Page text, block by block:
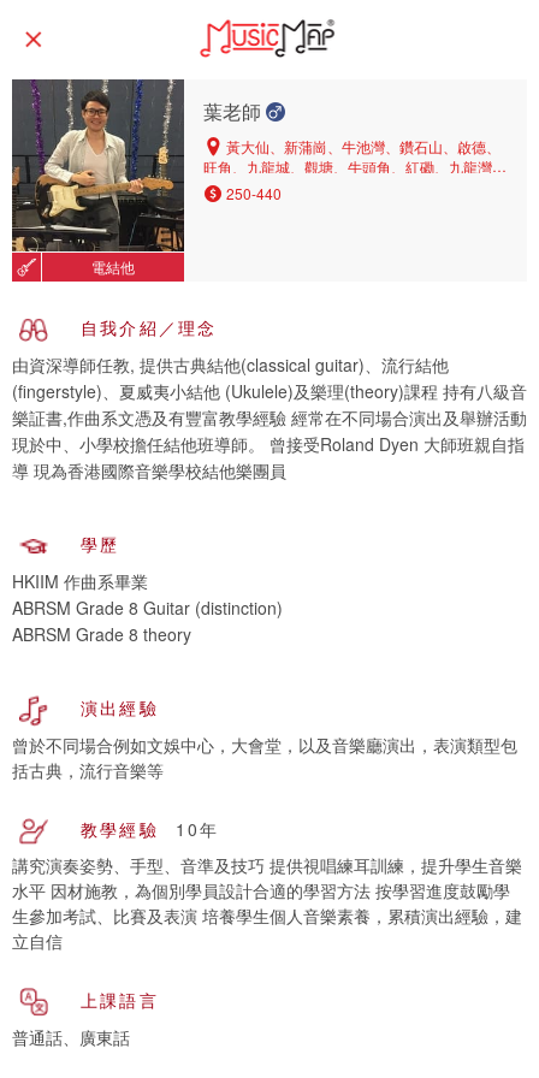
電結他
葉老師
黃大仙、新蒲崗、牛池灣、鑽石山、啟德、
旺角、九龍城、觀塘、牛頭角、紅磡、九龍灣、
油塘、慈雲山、太子、何文田、九龍塘、土瓜
灣、彩虹
250-440
自我介紹／理念
由資深導師任教, 提供古典結他(classical guitar)、流行結他
(fingerstyle)、夏威夷小結他 (Ukulele)及樂理(theory)課程 持有八級音
樂証書,作曲系文憑及有豐富教學經驗 經常在不同場合演出及舉辦活動
現於中、小學校擔任結他班導師。 曾接受Roland Dyen 大師班親自指
導 現為香港國際音樂學校結他樂團員
學歷
HKIIM 作曲系畢業
ABRSM Grade 8 Guitar (distinction)
ABRSM Grade 8 theory
演出經驗
曾於不同場合例如文娛中心，大會堂，以及音樂廳演出，表演類型包
括古典，流行音樂等
教學經驗
10年
講究演奏姿勢、手型、音準及技巧 提供視唱練耳訓練，提升學生音樂
水平 因材施教，為個別學員設計合適的學習方法 按學習進度鼓勵學
生參加考試、比賽及表演 培養學生個人音樂素養，累積演出經驗，建
立自信
上課語言
普通話、廣東話